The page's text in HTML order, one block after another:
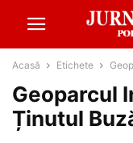
Acasă Etichete
Geoparcul
Ținutul